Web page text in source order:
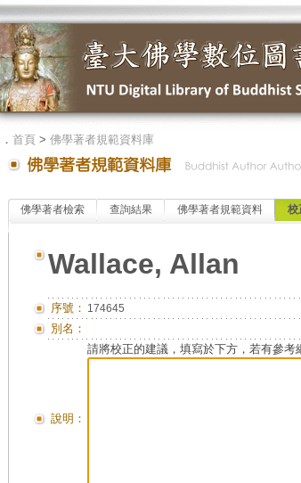
． 首頁> 佛學著者規範資料庫
佛學著者檢索 查詢結果 佛學著者規範資料 校
Wallace, Allan
序號： 174645
別名：
說明：
請將校正的建議，填寫於下方，若有參考